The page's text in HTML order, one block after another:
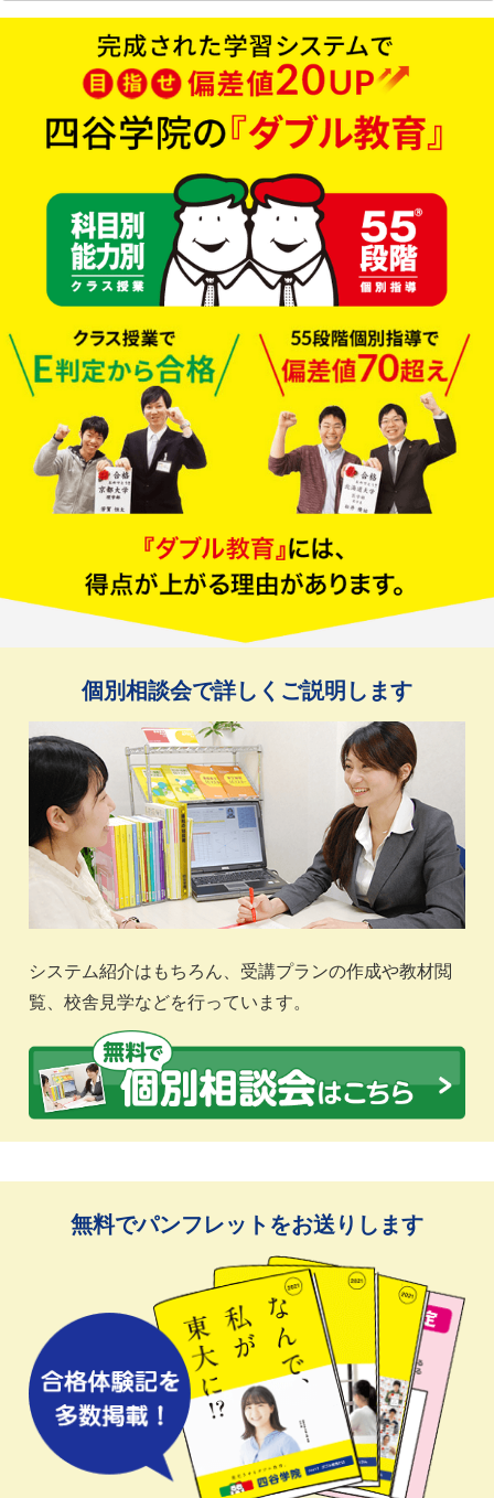
個別相談会で詳しくご説明します
システム紹介はもちろん、受講プランの作成や教材閲
覧、校舎見学などを行っています。
無料でパンフレットをお送りします